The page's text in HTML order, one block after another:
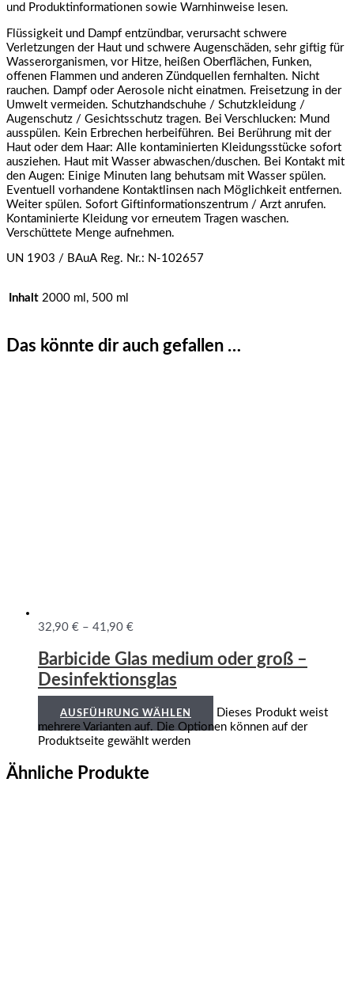
und Produktinformationen sowie Warnhinweise lesen.
Flüssigkeit und Dampf entzündbar, verursacht schwere
Verletzungen der Haut und schwere Augenschäden, sehr giftig für
Wasserorganismen, vor Hitze, heißen Oberflächen, Funken,
offenen Flammen und anderen Zündquellen fernhalten. Nicht
rauchen. Dampf oder Aerosole nicht einatmen. Freisetzung in der
Umwelt vermeiden. Schutzhandschuhe / Schutzkleidung /
Augenschutz / Gesichtsschutz tragen. Bei Verschlucken: Mund
ausspülen. Kein Erbrechen herbeiführen. Bei Berührung mit der
Haut oder dem Haar: Alle kontaminierten Kleidungsstücke sofort
ausziehen. Haut mit Wasser abwaschen/duschen. Bei Kontakt mit
den Augen: Einige Minuten lang behutsam mit Wasser spülen.
Eventuell vorhandene Kontaktlinsen nach Möglichkeit entfernen.
Weiter spülen. Sofort Giftinformationszentrum / Arzt anrufen.
Kontaminierte Kleidung vor erneutem Tragen waschen.
Verschüttete Menge aufnehmen.
UN 1903 / BAuA Reg. Nr.: N-102657
Inhalt 2000 ml, 500 ml
Das könnte dir auch gefallen …
32,90 € – 41,90 €
Barbicide Glas medium oder groß –
Desinfektionsglas
AUSFÜHRUNG WÄHLEN
Dieses Produkt weist
mehrere Varianten auf. Die Optionen können auf der
Produktseite gewählt werden
Ähnliche Produkte